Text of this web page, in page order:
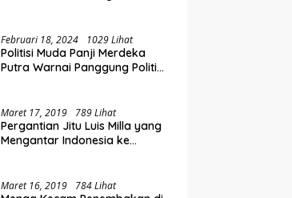
Februari 18, 2024 1029 Lihat
Politisi Muda Panji Merdeka
Putra Warnai Panggung Politik
Maret 17, 2019 789 Lihat
Pergantian Jitu Luis Milla yang
Mengantar Indonesia ke
Maret 16, 2019 784 Lihat